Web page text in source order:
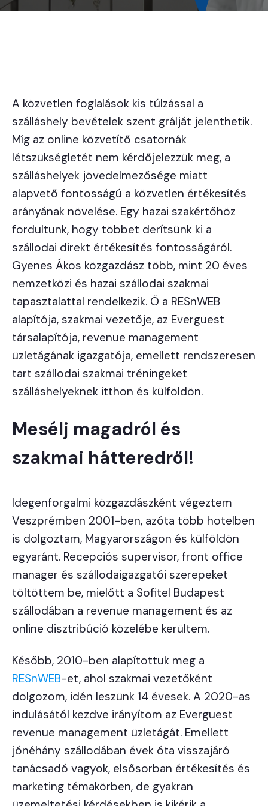
A közvetlen foglalások kis túlzással a
szálláshely bevételek szent grálját jelenthetik.
Míg az online közvetítő csatornák
létszükségletét nem kérdőjelezzük meg, a
szálláshelyek jövedelmezősége miatt
alapvető fontosságú a közvetlen értékesítés
arányának növelése. Egy hazai szakértőhöz
fordultunk, hogy többet derítsünk ki a
szállodai direkt értékesítés fontosságáról.
Gyenes Ákos közgazdász több, mint 20 éves
nemzetközi és hazai szállodai szakmai
tapasztalattal rendelkezik. Ő a RESnWEB
alapítója, szakmai vezetője, az Everguest
társalapítója, revenue management
üzletágának igazgatója, emellett rendszeresen
tart szállodai szakmai tréningeket
szálláshelyeknek itthon és külföldön.
Mesélj magadról és
szakmai hátteredről!
Idegenforgalmi közgazdászként végeztem
Veszprémben 2001-ben, azóta több hotelben
is dolgoztam, Magyarországon és külföldön
egyaránt. Recepciós supervisor, front office
manager és szállodaigazgatói szerepeket
töltöttem be, mielőtt a Sofitel Budapest
szállodában a revenue management és az
online disztribúció közelébe kerültem.
Később, 2010-ben alapítottuk meg a
RESnWEB-et, ahol szakmai vezetőként
dolgozom, idén leszünk 14 évesek. A 2020-as
indulásától kezdve irányítom az Everguest
revenue management üzletágát. Emellett
jónéhány szállodában évek óta visszajáró
tanácsadó vagyok, elsősorban értékesítés és
marketing témakörben, de gyakran